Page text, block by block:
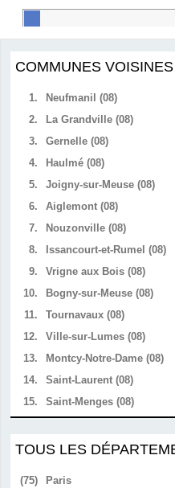
COMMUNES VOISINES
1.
Neufmanil (08)
2.
La Grandville (08)
3.
Gernelle (08)
4.
Haulmé (08)
5.
Joigny-sur-Meuse (08)
6.
Aiglemont (08)
7.
Nouzonville (08)
8.
Issancourt-et-Rumel (08)
9.
Vrigne aux Bois (08)
10.
Bogny-sur-Meuse (08)
11.
Tournavaux (08)
12.
Ville-sur-Lumes (08)
13.
Montcy-Notre-Dame (08)
14.
Saint-Laurent (08)
15.
Saint-Menges (08)
TOUS LES
(75) Paris